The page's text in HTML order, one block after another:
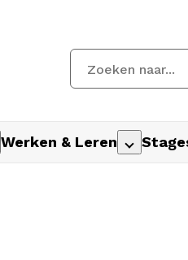
Werken & Leren